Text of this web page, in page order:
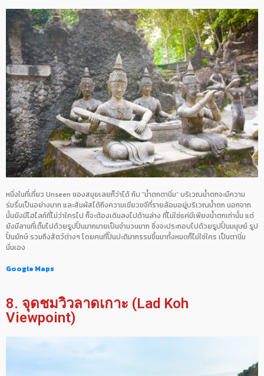
หนึ่งในที่เที่ยว Unseen ของสมุยเลยก็ว่าได้ กับ “น้ำตกตานิ่ม” บริเวณน้ำตกจะมีความ
ร่มรื่นเป็นอย่างมาก และสัมผัสได้ถึงความเขียวขจีที่รายล้อมอยู่บริเวณน้ำตก นอกจาก
นั้นยังมีไฮไลท์ที่ไม่ว่าใครไป ก็จะต้องเดินลงไปด้านล่าง ที่ไม่ใช่แค่มีเพียงน้ำตกเท่านั้น แต่
ยังมีลานที่เต็มไปด้วยรูปปั้นมากมายเป็นจำนวนมาก ซึ่งจะประกอบไปด้วยรูปปั้นมนุษย์ รูป
ปั้นยักษ์ รวมถึงสัตว์ต่างๆ โดยคนที่ปั้นปะติมากรรมขึ้นมาทั้งหมดก็ไม่ใช่ใคร เป็นตานิ่ม
นั่นเอง
Google Maps
8. จุดชมวิวลาดเกาะ (Lad Koh
Viewpoint)